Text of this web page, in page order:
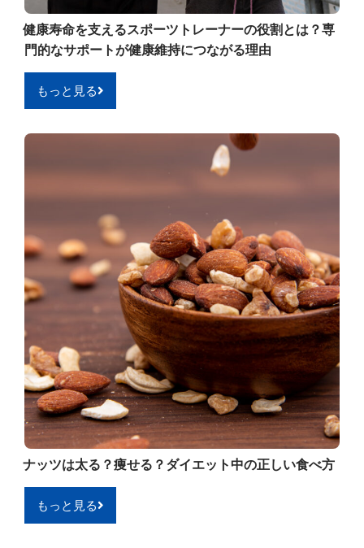
健康寿命を支えるスポーツトレーナーの役割とは？専
門的なサポートが健康維持につながる理由
もっと見る
ナッツは太る？痩せる？ダイエット中の正しい食べ方
もっと見る